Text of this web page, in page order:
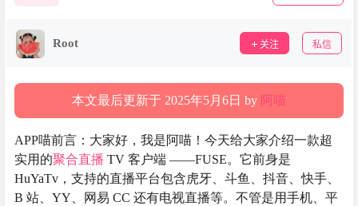
Root 关注 私信
本文最后更新于 2025年5月6日 by 阿喵
APP喵前言：大家好，我是阿喵！今天给大家介绍一款超
实用的聚合直播 TV 客户端 ——FUSE。它前身是
HuYaTv，支持的直播平台包含虎牙、斗鱼、抖音、快手、
B 站、YY、网易 CC 还有电视直播等。不管是用手机、平